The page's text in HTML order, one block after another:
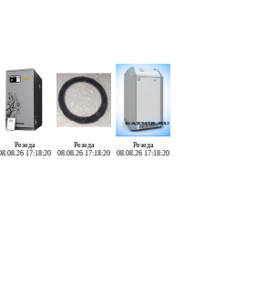
Резеда
17:18:20
Резеда
08.08.26 17:18:20
Резеда
08.08.26 17:18:20